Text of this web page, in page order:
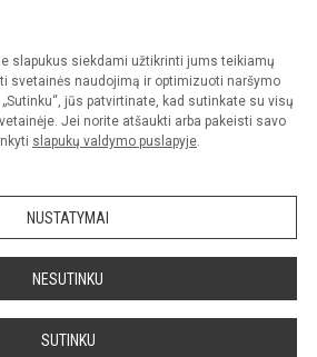
slapukus siekdami užtikrinti jums teikiamų
svetainės naudojimą ir optimizuoti naršymo
jūs patvirtinate, kad sutinkate su visų
Jei norite atšaukti arba pakeisti savo
slapukų valdymo puslapyje.
NUSTATYMAI
NESUTINKU
SUTINKU
Mirono gimnazija. Visos teisės saugomos.
administracijos sutikimo griežtai draudžiama.
paraiška Slapukų valdymas